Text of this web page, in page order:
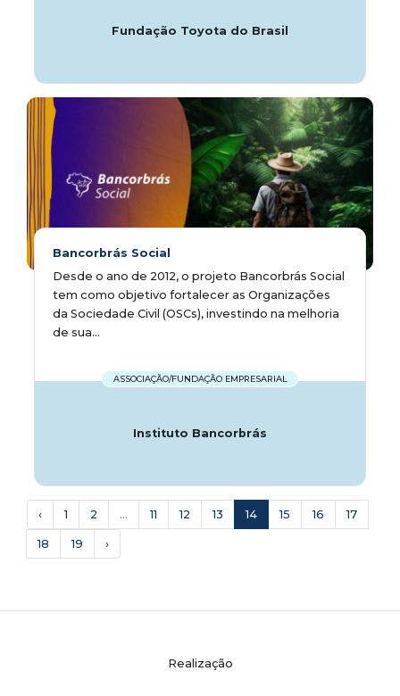
Fundação Toyota do Brasil
Bancorbrás Social
Desde o ano de 2012, o projeto Bancorbrás Social
tem como objetivo fortalecer as Organizações
da Sociedade Civil (OSCs), investindo na melhoria
de sua...
ASSOCIAÇÃO/FUNDAÇÃO EMPRESARIAL
Instituto Bancorbrás
‹ 1 2 ... 11 12 13 14 15 16 17
18 19 ›
Realização